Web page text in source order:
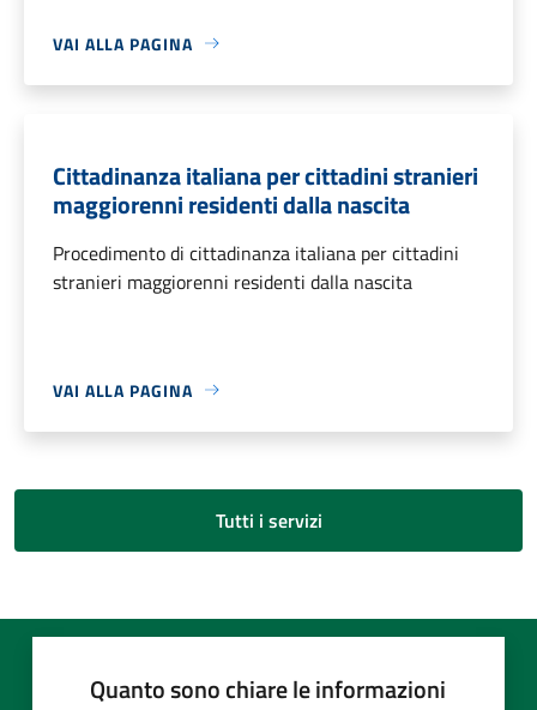
VAI ALLA PAGINA
Cittadinanza italiana per cittadini stranieri
maggiorenni residenti dalla nascita
Procedimento di cittadinanza italiana per cittadini
stranieri maggiorenni residenti dalla nascita
VAI ALLA PAGINA
Tutti i servizi
Quanto sono chiare le informazioni